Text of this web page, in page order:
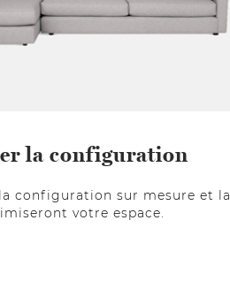
la configuration
configuration sur mesure et la
votre espace.